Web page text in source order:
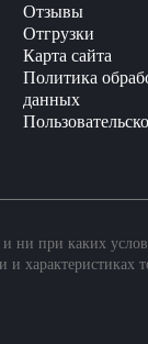
Отзывы
Отгрузки
Карта сайта
Политика
данных
при каких
характеристиках